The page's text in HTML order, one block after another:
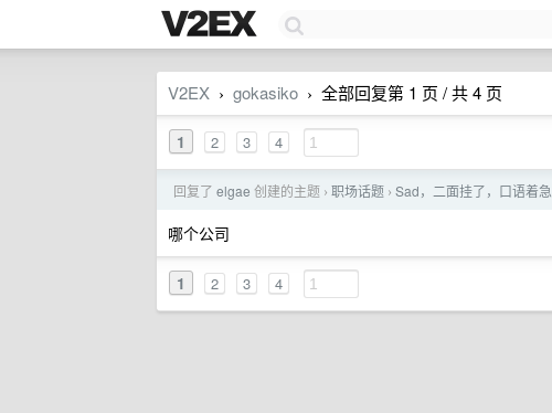
V2EX › gokasiko › 全部回复第 1 页 / 共 4 页
1 2 3 4
回复了 elgae 创建的主题 › 职场话题 › Sad，二面挂了，口语着急
哪个公司
1 2 3 4